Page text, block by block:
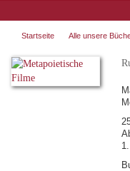
Startseite Alle unsere